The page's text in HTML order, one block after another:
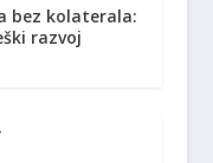
bez kolaterala:
razvoj